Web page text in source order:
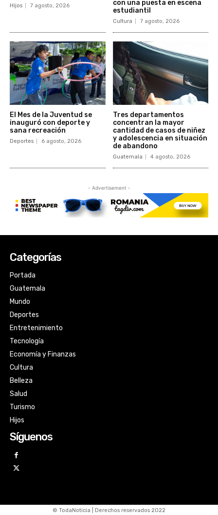
Categorías
Portada
Guatemala
Mundo
Deportes
Entretenimiento
Tecnología
Economía y Finanzas
Cultura
Belleza
Salud
Turismo
Hijos
Síguenos
© TodaNoticia | Derechos reservados 2022